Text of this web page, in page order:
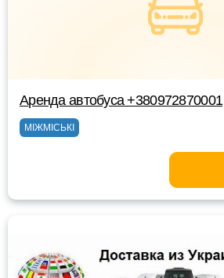
Аренда автобуса +380972870001
МІЖМІСЬКІ